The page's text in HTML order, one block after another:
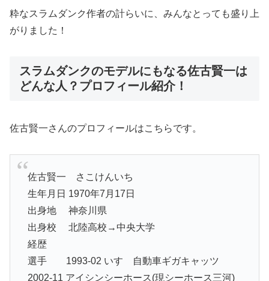
粋なスラムダンク作者の計らいに、みんなとっても盛り上
がりました！
スラムダンクのモデルにもなる佐古賢一は
どんな人？プロフィール紹介！
佐古賢一さんのプロフィールはこちらです。
佐古賢一 さこけんいち
生年月日 1970年7月17日
出身地 神奈川県
出身校 北陸高校→中央大学
経歴
選手 1993-02 いすゞ自動車ギガキャッツ
2002-11 アイシンシーホース(現シーホース三河)